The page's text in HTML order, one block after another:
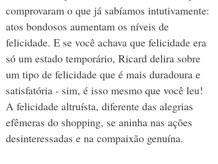
comprovaram o que já sabíamos intutivamente:
atos bondosos aumentam os níveis de
felicidade. E se você achava que felicidade era
só um estado temporário, Ricard delira sobre
um tipo de felicidade que é mais duradoura e
satisfatória - sim, é isso mesmo que você leu!
A felicidade altruísta, diferente das alegrias
efêmeras do shopping, se aninha nas ações
desinteressadas e na compaixão genuína.